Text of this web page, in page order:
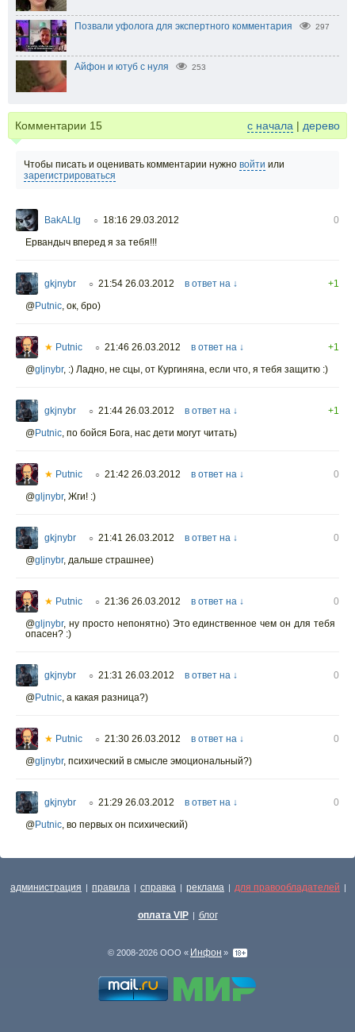
Позвали уфолога для экспертного комментария 297
Айфон и ютуб с нуля 253
Комментарии 15 с начала | дерево
Чтобы писать и оценивать комментарии нужно войти или
зарегистрироваться
BakALIg ○ 18:16 29.03.2012
0
Ервандыч вперед я за тебя!!!
gkjnybr ○ 21:54 26.03.2012 в ответ на ↓
+1
@Putnic , ок, бро)
★ Putnic ○ 21:46 26.03.2012 в ответ на ↓
+1
@gljnybr, :) Ладно, не сцы, от Кургиняна, если что, я тебя защитю :)
gkjnybr ○ 21:44 26.03.2012 в ответ на ↓
+1
@Putnic , по бойся Бога, нас дети могут читать)
★ Putnic ○ 21:42 26.03.2012 в ответ на ↓
0
@gljnybr, Жги! :)
gkjnybr ○ 21:41 26.03.2012 в ответ на ↓
0
@gljnybr, дальше страшнее)
★ Putnic ○ 21:36 26.03.2012 в ответ на ↓
0
@gljnybr, ну просто непонятно) Это единственное чем он для тебя
опасен? :)
gkjnybr ○ 21:31 26.03.2012 в ответ на ↓
0
@Putnic , а какая разница?)
★ Putnic ○ 21:30 26.03.2012 в ответ на ↓
0
@gljnybr, психический в смысле эмоциональный?)
gkjnybr ○ 21:29 26.03.2012 в ответ на ↓
0
@Putnic , во первых он психический)
администрация | правила | справка | реклама | для правообладателей |
оплата VIP | блог
© 2008-2026 ООО « Инфон »